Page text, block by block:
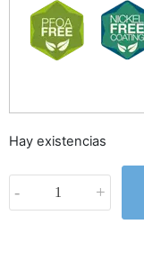
Hay existencias
- +